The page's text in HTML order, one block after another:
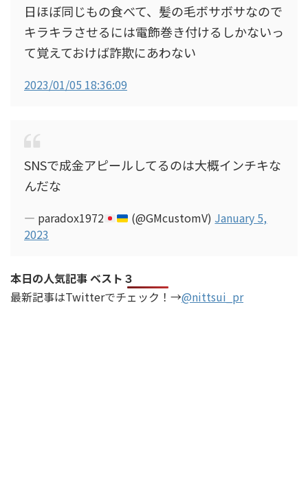
日ほぼ同じもの食べて、髪の毛ボサボサなので
キラキラさせるには電飾巻き付けるしかないっ
て覚えておけば詐欺にあわない
2023/01/05 18:36:09
SNSで成金アピールしてるのは大概インチキな
んだな
— paradox1972 (@GMcustomV) January 5,
2023
本日の人気記事 ベスト３
最新記事はTwitterでチェック！→@nittsui_pr